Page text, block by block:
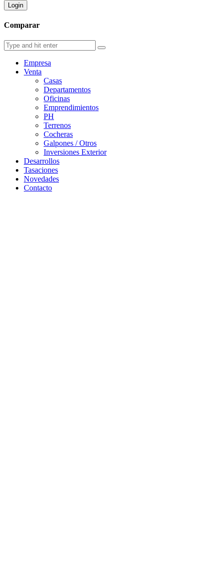
Login
Comparar
Empresa
Venta
Casas
Departamentos
Oficinas
Emprendimientos
PH
Terrenos
Cocheras
Galpones / Otros
Inversiones Exterior
Desarrollos
Tasaciones
Novedades
Contacto